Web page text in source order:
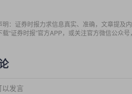
明：证券时报力求信息真实、准确，文章提及
载“证券时报”官方APP，或关注官方微信公众
以发言